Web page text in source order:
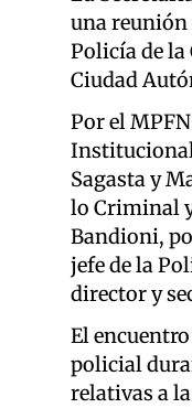
una reunión
Policía de la
Ciudad
Por el
Sagasta y
lo Criminal
Bandioni,
jefe de la
director y
El
policial
relativas a